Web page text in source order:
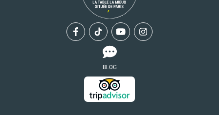
FacebookTiktok YoutubeInstagram
BLOG